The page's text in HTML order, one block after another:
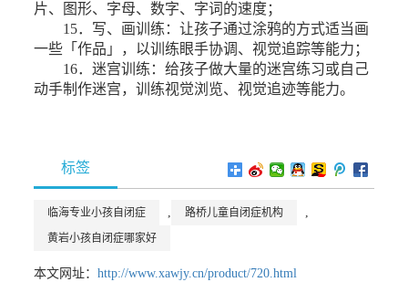
片、图形、字母、数字、字词的速度；
15．写、画训练：让孩子通过涂鸦的方式适当画
一些「作品」，以训练眼手协调、视觉追踪等能力；
16．迷宫训练：给孩子做大量的迷宫练习或自己
动手制作迷宫，训练视觉浏览、视觉追迹等能力。
标签
临海专业小孩自闭症 , 路桥儿童自闭症机构 ,
黄岩小孩自闭症哪家好
本文网址：http://www.xawjy.cn/product/720.html